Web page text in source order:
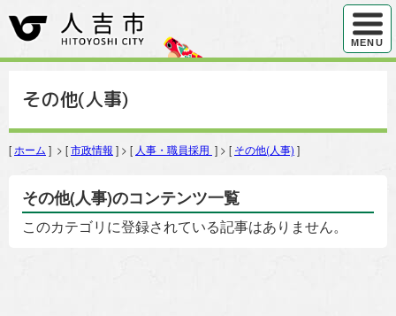
ハンバ
MENU
その他(人事)
[ ホーム ] > [市政情報 ] > [ 人事・職員採用 ] > [ その他(人事) ]
その他(人事)のコンテンツ一覧
このカテゴリに登録されている記事はありません。